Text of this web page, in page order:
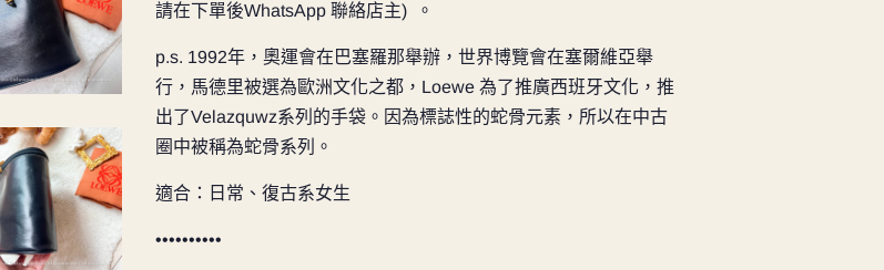
請在下單後WhatsApp 聯絡店主) 。
p.s. 1992年，奧運會在巴塞羅那舉辦，世界博覽會在塞爾維亞舉
行，馬德里被選為歐洲文化之都，Loewe 為了推廣西班牙文化，推
出了Velazquwz系列的手袋。因為標誌性的蛇骨元素，所以在中古
圈中被稱為蛇骨系列。
適合：日常、復古系女生
••••••••••